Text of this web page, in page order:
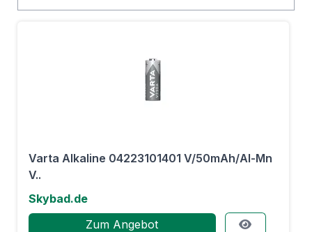
Varta Alkaline 04223101401 V/50mAh/Al-Mn
V..
Skybad.de
Zum Angebot